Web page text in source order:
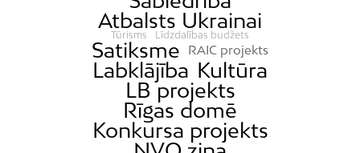
Atbalsts Ukrainai
Tūrisms Līdzdalības budžets
Satiksme RAIC projekts
Labklājība Kultūra
LB projekts
Rīgas domē
Konkursa projekts